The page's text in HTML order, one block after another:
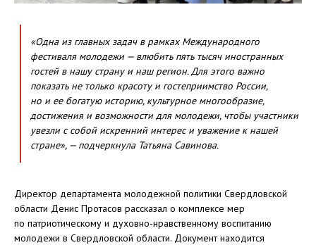
«Одна из главных задач в рамках Международного
фестиваля молодежи — влюбить пять тысяч иностранных
гостей в нашу страну и наш регион. Для этого важно
показать не только красоту и гостеприимство России,
но и ее богатую историю, культурное многообразие,
достижения и возможности для молодежи, чтобы участники
увезли с собой искренний интерес и уважение к нашей
стране», — подчеркнула Татьяна Савинова.
Директор департамента молодежной политики Свердловской
области Денис Протасов рассказал о комплексе мер
по патриотическому и духовно-нравственному воспитанию
молодежи в Свердловской области. Документ находится